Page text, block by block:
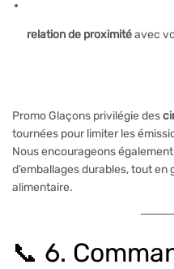
relation de proximitéavec
Promo Glaçons privilégie des
tournées pour limiter les
Nous encourageons
d’emballages durables, tout
alimentaire.
📞 6.